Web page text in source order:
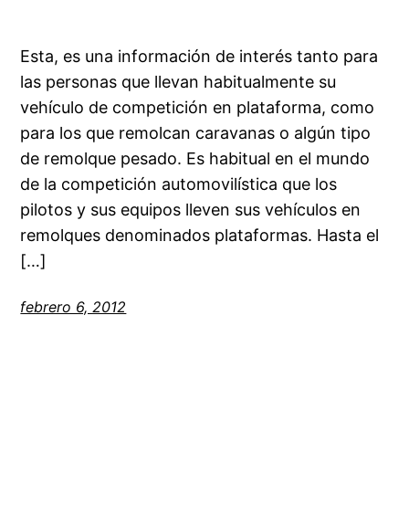
Esta, es una información de interés tanto para
las personas que llevan habitualmente su
vehículo de competición en plataforma, como
para los que remolcan caravanas o algún tipo
de remolque pesado. Es habitual en el mundo
de la competición automovilística que los
pilotos y sus equipos lleven sus vehículos en
remolques denominados plataformas. Hasta el
[…]
febrero 6, 2012